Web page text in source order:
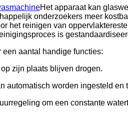
Het apparaat kan
onderzoekers meer
het reinigen van
is
een aantal handige functies:
zijn plaats blijven drogen.
automatisch worden ingesteld en
om een ​​constante